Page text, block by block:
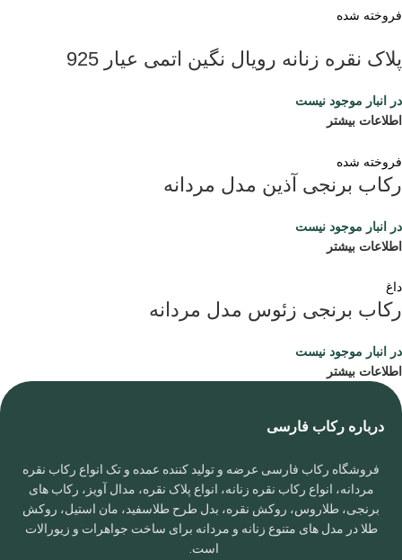
فروخته شده
پلاک نقره زنانه رویال نگین اتمی عیار 925
در انبار موجود نیست
اطلاعات بیشتر
فروخته شده
رکاب برنجی آذین مدل مردانه
در انبار موجود نیست
اطلاعات بیشتر
داغ
رکاب برنجی زئوس مدل مردانه
در انبار موجود نیست
اطلاعات بیشتر
درباره رکاب فارسی
فروشگاه رکاب فارسی عرضه و تولید کننده عمده و تک انواع رکاب نقره
مردانه، انواع رکاب نقره زنانه، انواع پلاک نقره، مدال آویز، رکاب های
برنجی، طلاروس، روکش نقره، بدل طرح طلاسفید، مان استیل، روکش
طلا در مدل های متنوع زنانه و مردانه برای ساخت جواهرات و زیورالات
است.